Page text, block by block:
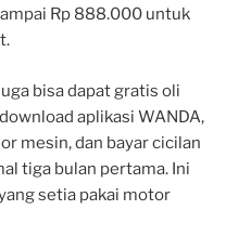
Rp 888.000 untuk
bisa dapat gratis oli
aplikasi WANDA,
mesin, dan bayar cicilan
tiga bulan pertama. Ini
setia pakai motor